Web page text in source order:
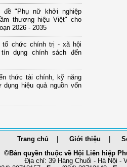
đề "Phụ nữ khởi nghiệp
thương hiệu Việt" cho
2026 - 2035
tổ chức chính trị - xã hội
dụng chính sách đến
thức tài chính, kỹ năng
hiệu quả nguồn vốn
Trang chủ Giới thiệu
©Bản quyền thuộc về Hội Liên hiệp
Địa chỉ: 39 Hàng Chuối - Hà Nội -